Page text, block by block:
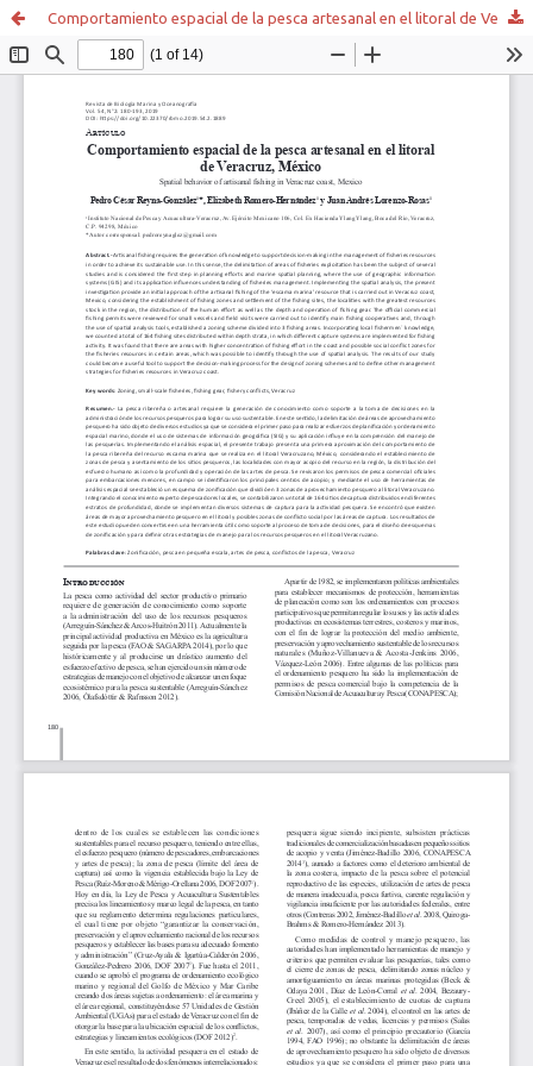
Comportamiento espacial de la pesca artesanal en el litoral de Veracruz, México